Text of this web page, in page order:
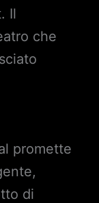
Il
che
promette
di